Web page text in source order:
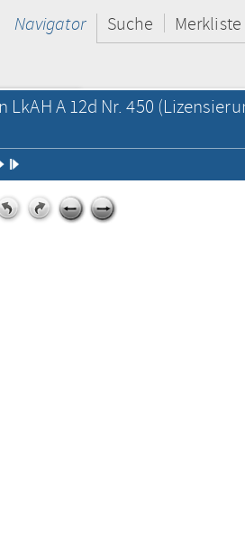
Navigator Suche Merkliste
LkAH A 12d Nr. 450